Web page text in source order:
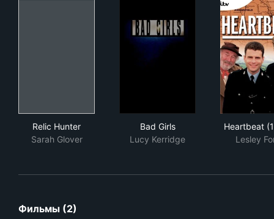
Relic Hunter
Sarah Glover
Bad Girls
Lucy Kerridge
Heartbeat
Lesley
Фильмы (2)